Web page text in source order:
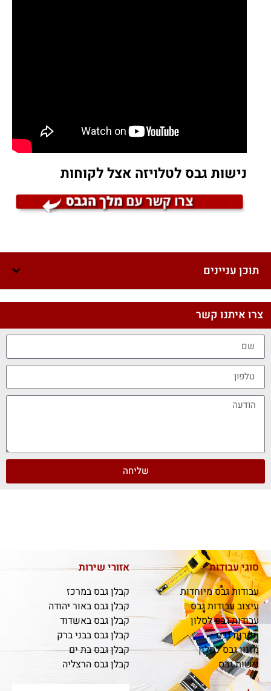
תוכן עניינים
צרו איתנו קשר
שליחה
נישות גבס לטלויזה אצל לקוחות
סוגי עבודות
עבודות גבס מיוחדות
עיצוב עבודות גבס
עבודות גבס לסלון
תקרות גבס
מזנון גבס לסלון
נישות גבס
אזורי שירות
קבלן גבס במרכז
קבלן גבס באור יהודה
קבלן גבס באשדוד
קבלן גבס בבני ברק
קבלן גבס בת ים
קבלן גבס הרצליה